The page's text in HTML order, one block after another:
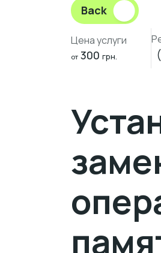
Back
Цена услуги
от 300 грн.